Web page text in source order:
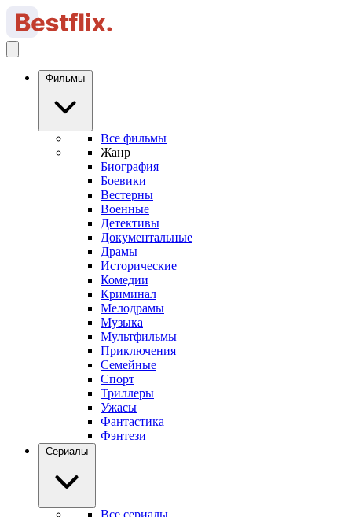
Фильмы
Все фильмы
Жанр
Биография
Боевики
Вестерны
Военные
Детективы
Документальные
Драмы
Исторические
Комедии
Криминал
Мелодрамы
Музыка
Мультфильмы
Приключения
Семейные
Спорт
Триллеры
Ужасы
Фантастика
Фэнтези
Сериалы
Все сериалы